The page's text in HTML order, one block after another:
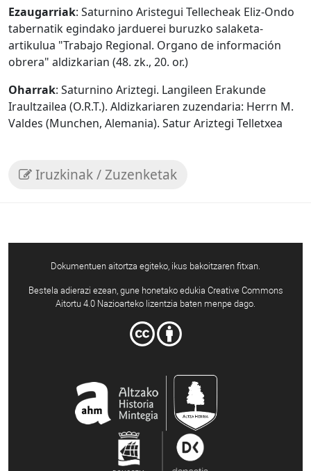
Ezaugarriak: Saturnino Aristegui Tellecheak Eliz-Ondo
tabernatik egindako jarduerei buruzko salaketa-
artikulua "Trabajo Regional. Organo de información
obrera" aldizkarian (48. zk., 20. or.)
Oharrak: Saturnino Ariztegi. Langileen Erakunde
Iraultzailea (O.R.T.). Aldizkariaren zuzendaria: Herrn M.
Valdes (Munchen, Alemania). Satur Ariztegi Telletxea
Iruzkinak / Zuzenketak
Dokumentuen aitortza egiteko, ikus bakoitzaren fitxan.
Bestela adierazi ezean, gune honetako edukia Creative Commons
Aitortu 4.0 Nazioarteko lizentzia baten menpe dago.